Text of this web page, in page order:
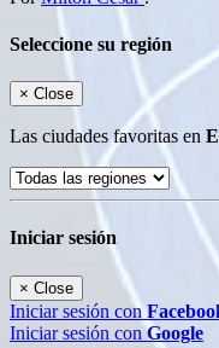
Seleccione su región
× Close
Las ciudades favoritas en
Iniciar sesión
× Close
Iniciar sesión con
Iniciar sesión conGoogle